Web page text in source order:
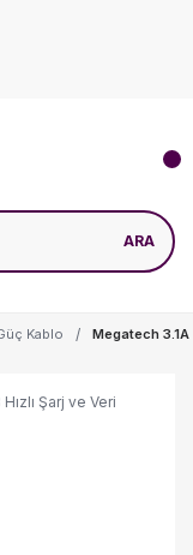
ARA
Kablo Megatech 3.1A